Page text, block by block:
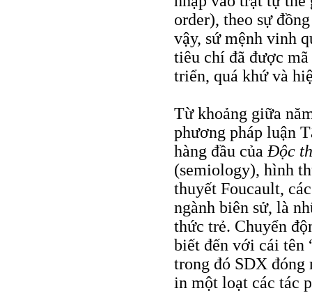
order), theo sự
vậy, sứ mệnh vinh
tiêu chí đã được
triển, quá khứ và
Từ khoảng giữa
phương pháp luận
hàng đầu của Ðộc
(semiology), hình
thuyết Foucault,
ngành biên sử, là
thức trẻ. Chuyển
biết đến với cái tên
trong đó SDX đóng
in một loạt các tác